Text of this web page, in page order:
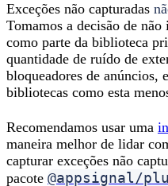
Exceções não capturadas
Tomamos a decisão de
como parte da biblioteca
quantidade de ruído de
bloqueadores de anúncios,
bibliotecas como esta
Recomendamos usar uma
maneira melhor de lidar
capturar exceções não
pacote @appsignal/